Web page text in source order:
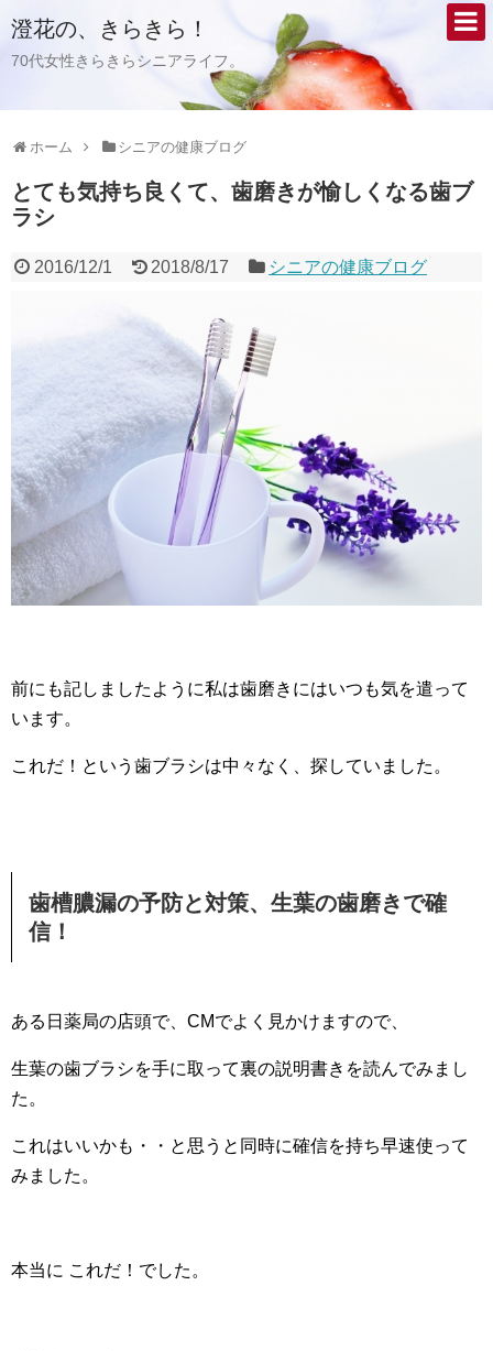
澄花の、きらきら！
70代女性きらきらシニアライフ。
ホーム シニアの健康ブログ
とても気持ち良くて、歯磨きが愉しくなる歯ブ
ラシ
2016/12/1 2018/8/17 シニアの健康ブログ
前にも記しましたように私は歯磨きにはいつも気を遣って
います。
これだ！という歯ブラシは中々なく、探していました。
歯槽膿漏の予防と対策、生葉の歯磨きで確
信！
ある日薬局の店頭で、CMでよく見かけますので、
生葉の歯ブラシを手に取って裏の説明書きを読んでみまし
た。
これはいいかも・・と思うと同時に確信を持ち早速使って
みました。
本当に これだ！でした。